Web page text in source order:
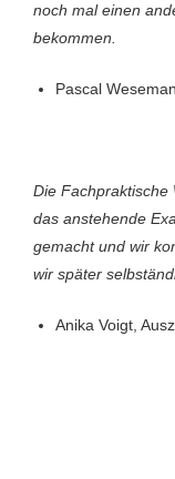
noch mal einen
bekommen.
Pascal
Die Fachpraktische
das anstehende
gemacht und wir
wir später
Anika Voigt,